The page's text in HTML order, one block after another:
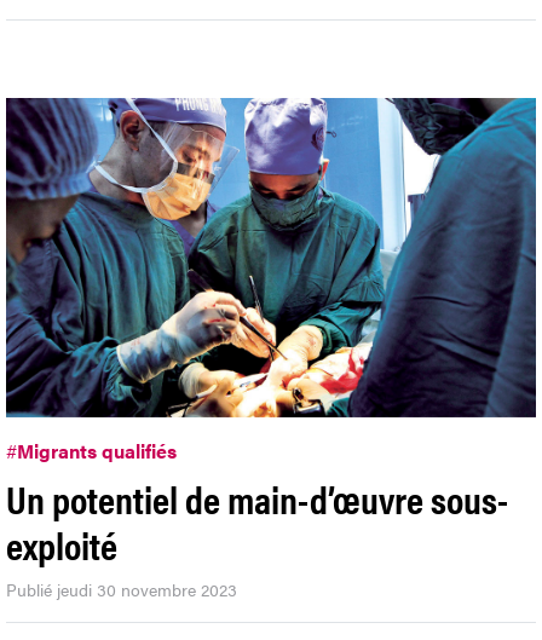
#Migrants qualifiés
Un potentiel de main-d’œuvre sous-
exploité
Publié jeudi 30 novembre 2023